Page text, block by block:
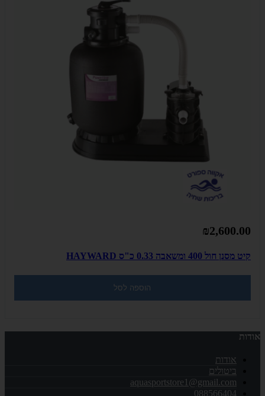
₪2,600.00
קיט מסנן חול 400 ומשאבה 0.33 כ"ס HAYWARD
הוספה לסל
אודות
אודות
ביטולים
aquasportstore1@gmail.com
088566404